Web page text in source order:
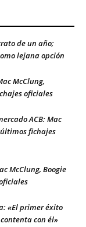
de un año;
lejana opción
McClung,
oficiales
ACB: Mac
últimos fichajes
McClung, Boogie
«El primer éxito
con él»